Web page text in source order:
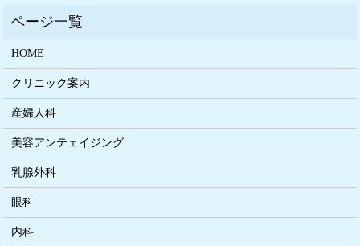
HOME
クリニック案内
産婦人科
美容アンテェイジング
乳腺外科
眼科
内科